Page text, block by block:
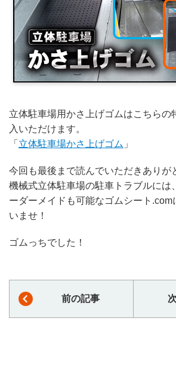
立体駐車場用かさ上げゴムはこちらの
入いただけます。
「 立体駐車場かさ上げゴム 」
今回も最後まで読んでいただきありが
機械式立体駐車場の駐車トラブルには
ーダーメイドも可能なゴムシート.com
いませ！
ゴムっちでした！
前の記事